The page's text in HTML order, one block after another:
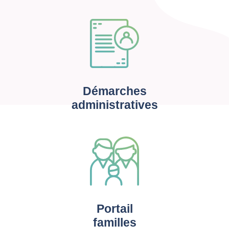
Démarches
administratives
Portail
familles